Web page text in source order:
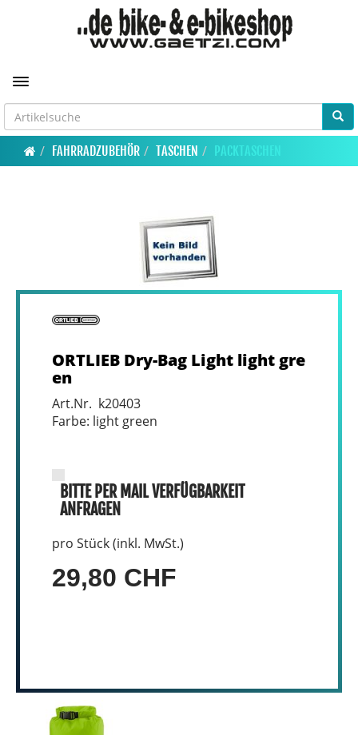
Toggle navigation
FAHRRADZUBEHÖR TASCHEN PACKTASCHEN
ORTLIEB Dry-Bag Light light gre
en
Art.Nr. k20403
Farbe: light green
BITTE PER MAIL VERFÜGBARKEIT
ANFRAGEN
pro Stück (inkl. MwSt.)
29,80 CHF